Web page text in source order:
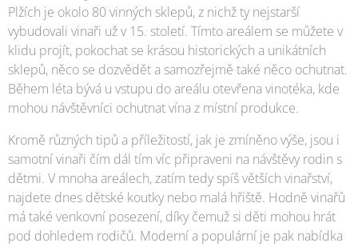
Plžích je okolo 80 vinných sklepů, z nichž ty nejstarší
vybudovali vinaři už v 15. století. Tímto areálem se můžete v
klidu projít, pokochat se krásou historických a unikátních
sklepů, něco se dozvědět a samozřejmě také něco ochutnat.
Během léta bývá u vstupu do areálu otevřena vinotéka, kde
mohou návštěvníci ochutnat vína z místní produkce.
Kromě různých tipů a příležitostí, jak je zmíněno výše, jsou i
samotní vinaři čím dál tím víc připraveni na návštěvy rodin s
dětmi. V mnoha areálech, zatím tedy spíš větších vinařství,
najdete dnes dětské koutky nebo malá hřiště. Hodně vinařů
má také venkovní posezení, díky čemuž si děti mohou hrát
pod dohledem rodičů. Moderní a populární je pak nabídka